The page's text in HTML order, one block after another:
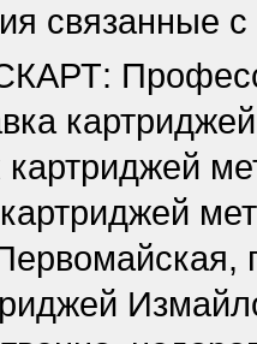
связанные
картриджей